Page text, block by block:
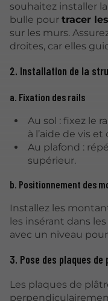
souhaitez installer
bulle pour tracer
sur les murs.
droites, car elles
2. Installation de la
a. Fixation des rails
Au sol : fixez le
à l’aide de vis
Au plafond :
supérieur.
b. Positionnement des
Installez les
les insérant dans
avec un niveau pour
3. Pose des plaques de
Les plaques de